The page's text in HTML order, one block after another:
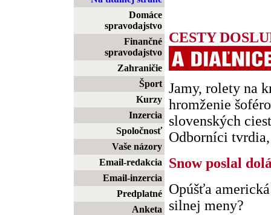
Domáce
spravodajstvo
Finančné
spravodajstvo
Zahraničie
Šport
Kurzy
Inzercia
Spoločnosť
Vaše názory
Email-redakcia
Email-inzercia
Predplatné
Anketa
CESTY
Jamy, rolety na
hromženie
slovenských
Odborníci
Snow poslal
Opúšťa
silnej meny?